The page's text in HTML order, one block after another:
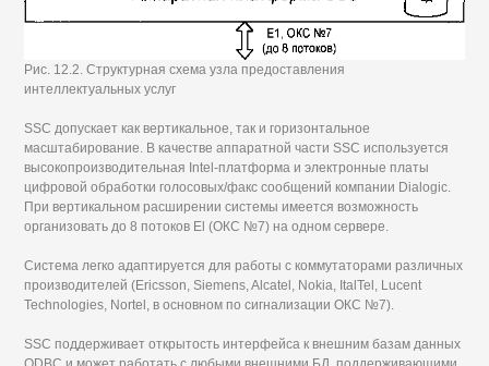
Рис. 12.2. Структурная схема узла предоставления
интеллектуальных услуг
SSC допускает как вертикальное, так и горизонтальное
масштабирование. В качестве аппаратной части SSC используется
высокопроизводительная Intel-платформа и электронные платы
цифровой обработки голосовых/факс сообщений компании Dialogic.
При вертикальном расширении системы имеется возможность
организовать до 8 потоков El (ОКС №7) на одном сервере.
Система легко адаптируется для работы с коммутаторами различных
производителей (Ericsson, Siemens, Alcatel, Nokia, ItalTel, Lucent
Technologies, Nortel, в основном по сигнализации ОКС №7).
SSC поддерживает открытость интерфейса к внешним базам данных